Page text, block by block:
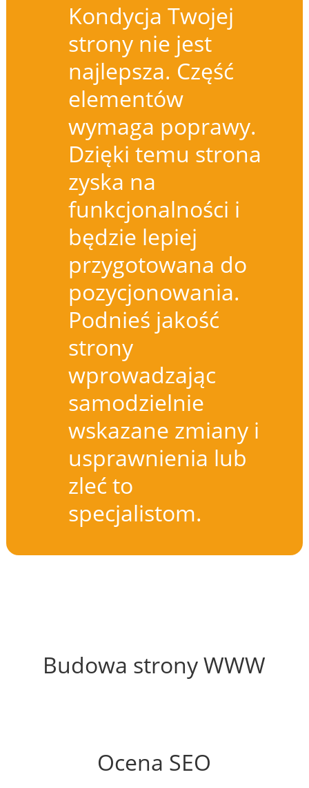
Kondycja Twojej
strony nie jest
najlepsza. Część
elementów
wymaga poprawy.
Dzięki temu strona
zyska na
funkcjonalności i
będzie lepiej
przygotowana do
pozycjonowania.
Podnieś jakość
strony
wprowadzając
samodzielnie
wskazane zmiany i
usprawnienia lub
zleć to
specjalistom.
Budowa strony WWW
Ocena SEO